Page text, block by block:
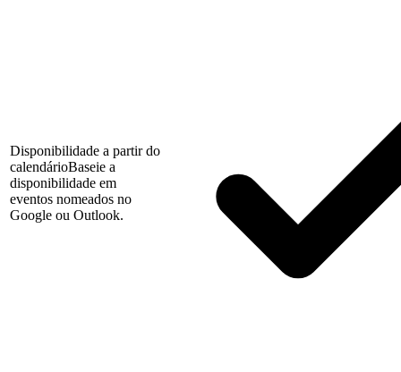
Disponibilidade a partir do
calendárioBaseie a
disponibilidade em
eventos nomeados no
Google ou Outlook.